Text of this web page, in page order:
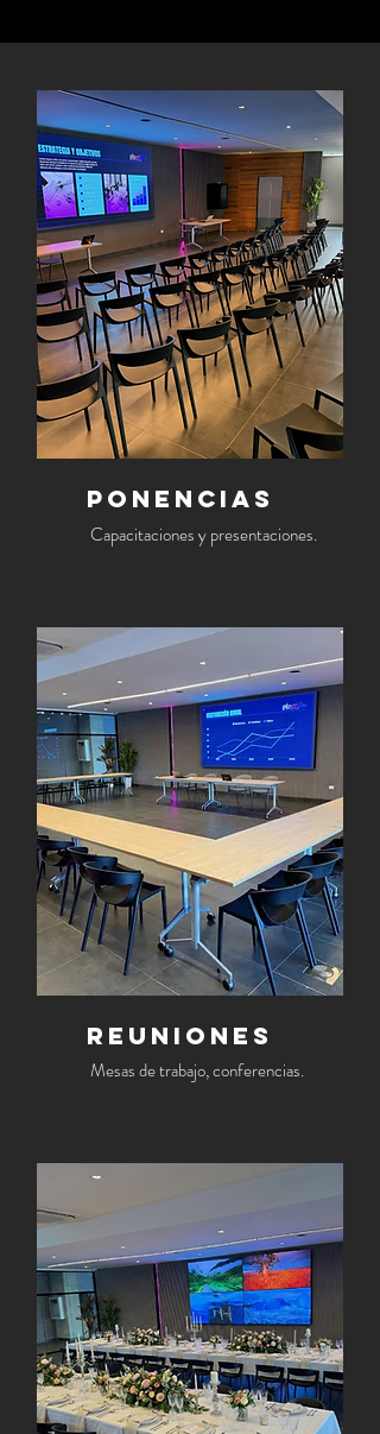
PONENCIAS
Capacitaciones y presentaciones.
REUNIONES
Mesas de trabajo, conferencias.